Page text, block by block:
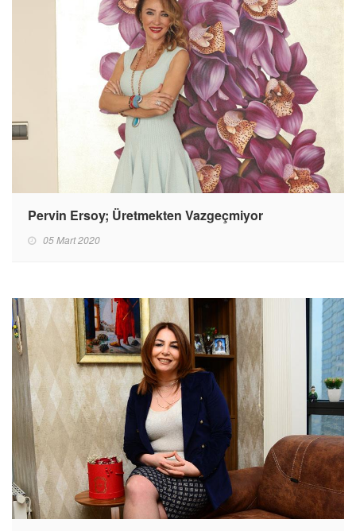
Pervin Ersoy; Üretmekten Vazgeçmiyor
05 Mart 2020